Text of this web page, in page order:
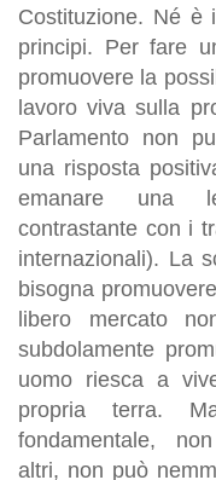
Costituzione. Né è
principi. Per fare
promuovere la
lavoro viva sulla
Parlamento non
una risposta
emanare una
contrastante con i
internazionali). La
bisogna
libero mercato
subdolamente
uomo riesca a
propria terra.
fondamentale,
altri, non può